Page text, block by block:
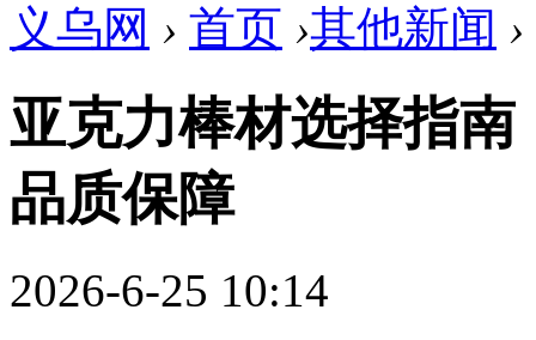
义乌网 › 首页 ›其他新闻 ›
亚克力棒材选择指
品质保障
2026-6-25 10:14